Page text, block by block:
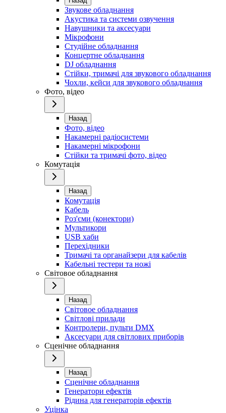
Звукове обладнання
Акустика та системи озвучення
Навушники та аксесуари
Мікрофони
Студійне обладнання
Концертне обладнання
DJ обладнання
Стійки, тримачі для звукового обладнання
Чохли, кейси для звукового обладнання
Фото, відео
Назад
Фото, відео
Накамерні радіосистеми
Накамерні мікрофони
Стійки та тримачі фото, відео
Комутація
Назад
Комутація
Кабель
Роз'єми (конектори)
Мультикори
USB хаби
Перехідники
Тримачі та органайзери для кабелів
Кабельні тестери та ножі
Світовое обладнання
Назад
Світовое обладнання
Світлові прилади
Контролери, пульти DMX
Аксесуари для світлових приборів
Сценічне обладнання
Назад
Сценічне обладнання
Генератори ефектів
Рідина для генераторів ефектів
Уцінка